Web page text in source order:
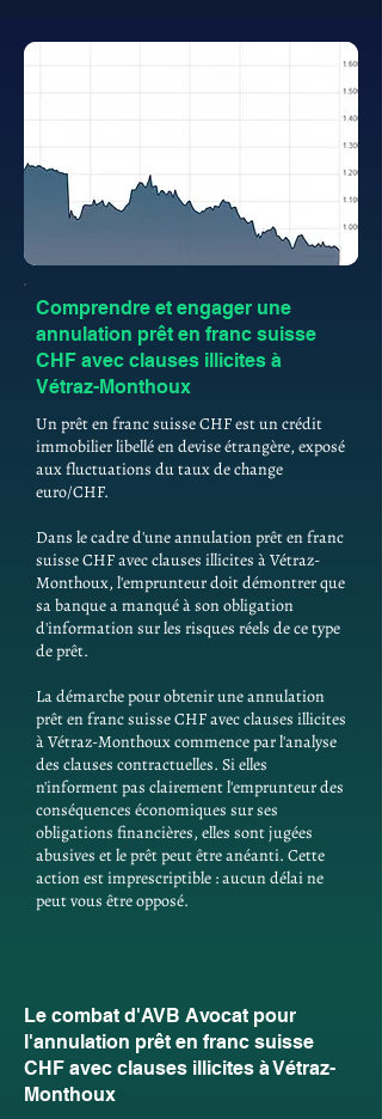
Comprendre et engager une
annulation prêt en franc suisse
CHF avec clauses illicites à
Vétraz-Monthoux
Un prêt en franc suisse CHF est un crédit
immobilier libellé en devise étrangère, exposé
aux fluctuations du taux de change
euro/CHF.
Dans le cadre d'une annulation prêt en franc
suisse CHF avec clauses illicites à Vétraz-
Monthoux, l'emprunteur doit démontrer que
sa banque a manqué à son obligation
d'information sur les risques réels de ce type
de prêt.
La démarche pour obtenir une annulation
prêt en franc suisse CHF avec clauses illicites
à Vétraz-Monthoux commence par l'analyse
des clauses contractuelles. Si elles
n'informent pas clairement l'emprunteur des
conséquences économiques sur ses
obligations financières, elles sont jugées
abusives et le prêt peut être anéanti. Cette
action est imprescriptible : aucun délai ne
peut vous être opposé.
Le combat d'AVB Avocat pour
l'annulation prêt en franc suisse
CHF avec clauses illicites à Vétraz-
Monthoux